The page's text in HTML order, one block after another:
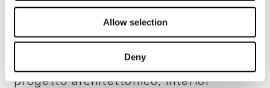
Allow selection
Deny
presentazione della nuova collezione al
Salone del Mobile di Milano segna un
intrapreso dall’azienda perché coniuga
progetto architettonico, interior